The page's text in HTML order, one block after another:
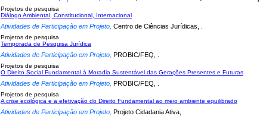
Projetos de pesquisa
Diálogo Ambiental, Constitucional, Internacional
Atividades de Participação em Projeto, Centro de Ciências Jurídicas, .
Projetos de pesquisa
Temporada de Pesquisa Jurídica
Atividades de Participação em Projeto, PROBIC/FEQ, .
Projetos de pesquisa
O Direito Social Fundamental à Moradia Sustentável das Gerações Presentes e Futuras
Atividades de Participação em Projeto, PROBIC/FEQ, .
Projetos de pesquisa
A crise ecológica e a efetivação do Direito Fundamental ao meio ambiente equilibrado
Atividades de Participação em Projeto, Projeto Cidadania Ativa, .